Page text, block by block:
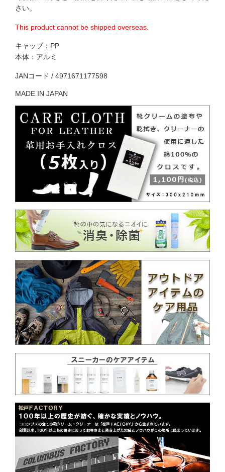
さい。
This product cannot be shipped overseas.
キャップ：PP
本体：アルミ
JANコード / 4971671177598
MADE IN JAPAN